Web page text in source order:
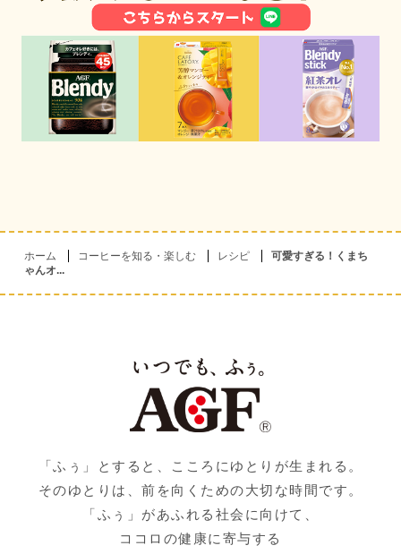
ホーム コーヒーを知る・楽しむ レシピ
可愛すぎる！くまち
ゃんオ...
「ふぅ」とすると、こころにゆとりが生まれる。
そのゆとりは、前を向くための大切な時間です。
「ふぅ」があふれる社会に向けて、
ココロの健康に寄与する